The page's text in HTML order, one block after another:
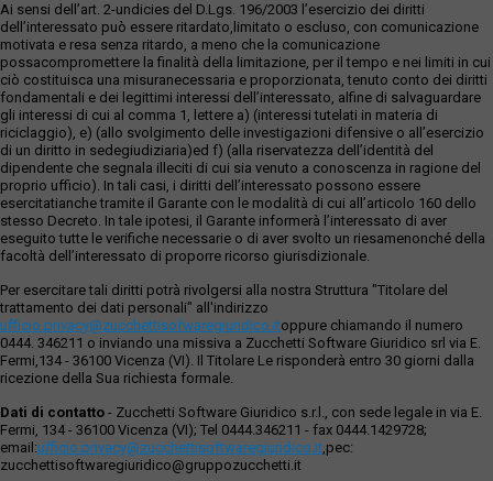
Ai sensi dell’art. 2-undicies del D.Lgs. 196/2003 l’esercizio dei diritti
dell’interessato può essere ritardato,limitato o escluso, con comunicazione
motivata e resa senza ritardo, a meno che la comunicazione
possacompromettere la finalità della limitazione, per il tempo e nei limiti in cui
ciò costituisca una misuranecessaria e proporzionata, tenuto conto dei diritti
fondamentali e dei legittimi interessi dell’interessato, alfine di salvaguardare
gli interessi di cui al comma 1, lettere a) (interessi tutelati in materia di
riciclaggio), e) (allo svolgimento delle investigazioni difensive o all’esercizio
di un diritto in sedegiudiziaria)ed f) (alla riservatezza dell’identità del
dipendente che segnala illeciti di cui sia venuto a conoscenza in ragione del
proprio ufficio). In tali casi, i diritti dell’interessato possono essere
esercitatianche tramite il Garante con le modalità di cui all’articolo 160 dello
stesso Decreto. In tale ipotesi, il Garante informerà l’interessato di aver
eseguito tutte le verifiche necessarie o di aver svolto un riesamenonché della
facoltà dell’interessato di proporre ricorso giurisdizionale.
Per esercitare tali diritti potrà rivolgersi alla nostra Struttura "Titolare del
trattamento dei dati personali" all'indirizzo
ufficio.privacy@zucchettisofwaregiuridico.itoppure chiamando il numero
0444. 346211 o inviando una missiva a Zucchetti Software Giuridico srl via E.
Fermi,134 - 36100 Vicenza (VI). Il Titolare Le risponderà entro 30 giorni dalla
ricezione della Sua richiesta formale.
Dati di contatto - Zucchetti Software Giuridico s.r.l., con sede legale in via E.
Fermi, 134 - 36100 Vicenza (VI); Tel 0444.346211 - fax 0444.1429728;
email:ufficio.privacy@zucchettisoftwaregiuridico.it,pec:
zucchettisoftwaregiuridico@gruppozucchetti.it